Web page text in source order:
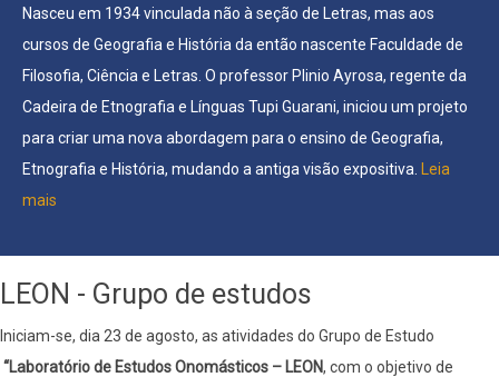
Nasceu em 1934 vinculada não à seção de Letras, mas aos
cursos de Geografia e História da então nascente Faculdade de
Filosofia, Ciência e Letras. O professor Plinio Ayrosa, regente da
Cadeira de Etnografia e Línguas Tupi Guarani, iniciou um projeto
para criar uma nova abordagem para o ensino de Geografia,
Etnografia e História, mudando a antiga visão expositiva.
Leia
mais
LEON - Grupo de estudos
Iniciam-se, dia 23 de agosto, as atividades do Grupo de Estudo
“Laboratório de Estudos Onomásticos – LEON, com o objetivo de